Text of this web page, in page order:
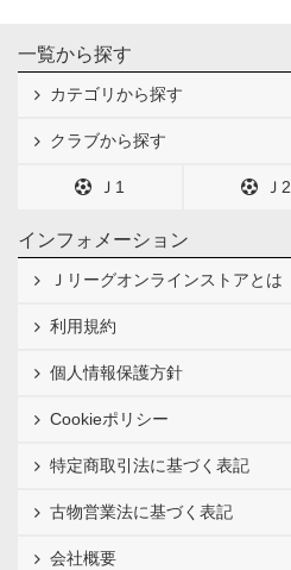
一覧から探す
カテゴリから探す
クラブから探す
Ｊ1 Ｊ2
インフォメーション
Ｊリーグオンラインストアとは
利用規約
個人情報保護方針
Cookieポリシー
特定商取引法に基づく表記
古物営業法に基づく表記
会社概要